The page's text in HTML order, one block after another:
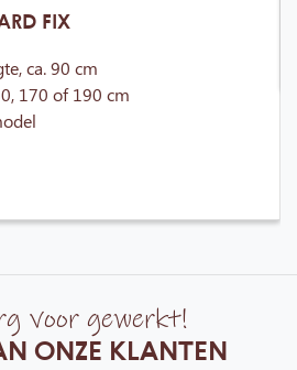
FIX
ca. 90 cm
170 of 190 cm
voor gewerkt!
ONZE KLANTEN